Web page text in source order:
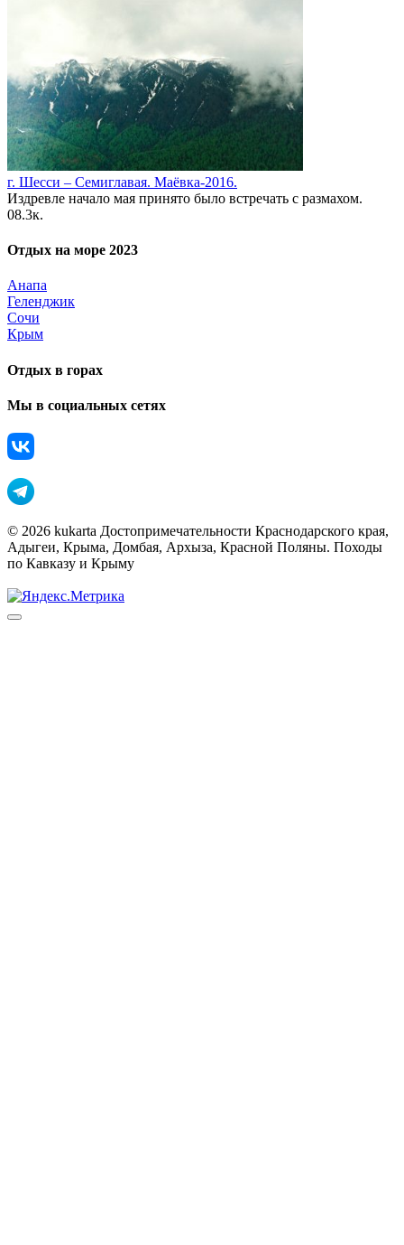
г. Шесси – Семиглавая. Маёвка-2016.
Издревле начало мая принято было встречать с размахом.
08.3к.
Отдых на море 2023
Анапа
Геленджик
Сочи
Крым
Отдых в горах
Мы в социальных сетях
© 2026 kukarta Достопримечательности Краснодарского края,
Адыгеи, Крыма, Домбая, Архыза, Красной Поляны. Походы
по Кавказу и Крыму